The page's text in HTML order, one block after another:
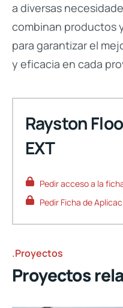
a diversas
combinan productos
para garantizar el
y eficacia en cada
Rayston
EXT
Pedir acceso a la
Pedir Ficha de
.Proyectos
Proyectos